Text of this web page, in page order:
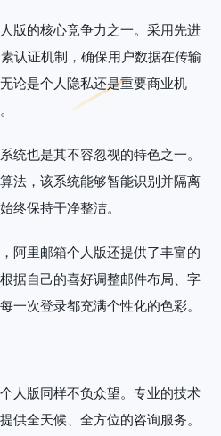
版的核心竞争力之一。采用先进
认证机制，确保用户数据在传输
论是个人隐私还是重要商业机
统也是其不容忽视的特色之一。
法，该系统能够智能识别并隔离
终保持干净整洁。
阿里邮箱个人版还提供了丰富的
据自己的喜好调整邮件布局、字
一次登录都充满个性化的色彩。
人版同样不负众望。专业的技术
供全天候、全方位的咨询服务。